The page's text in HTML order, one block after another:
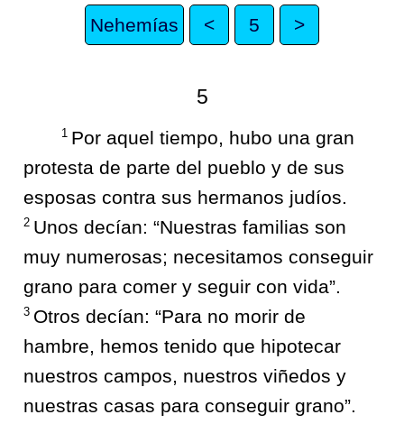
Nehemías < 5 >
5
1 Por aquel tiempo, hubo una gran
protesta de parte del pueblo y de sus
esposas contra sus hermanos judíos.
2 Unos decían: “Nuestras familias son
muy numerosas; necesitamos conseguir
grano para comer y seguir con vida”.
3 Otros decían: “Para no morir de
hambre, hemos tenido que hipotecar
nuestros campos, nuestros viñedos y
nuestras casas para conseguir grano”.